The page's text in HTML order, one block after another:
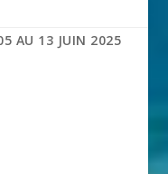
AU 13 JUIN 2025